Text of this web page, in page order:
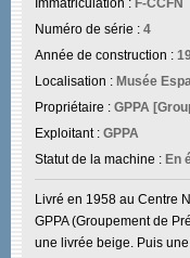
Immatriculation : F-CCFN
Numéro de série : 4
Année de construction :
Localisation : Musée
Propriétaire : GPPA
Exploitant : GPPA
Statut de la machine : En
Livré en 1958 au Centre
GPPA (Groupement de
une livrée beige. Puis